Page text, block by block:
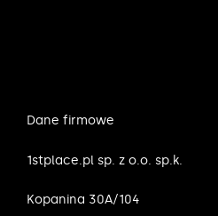
Dane firmowe
1stplace.pl sp. z o.o. sp.k.
Kopanina 30A/104